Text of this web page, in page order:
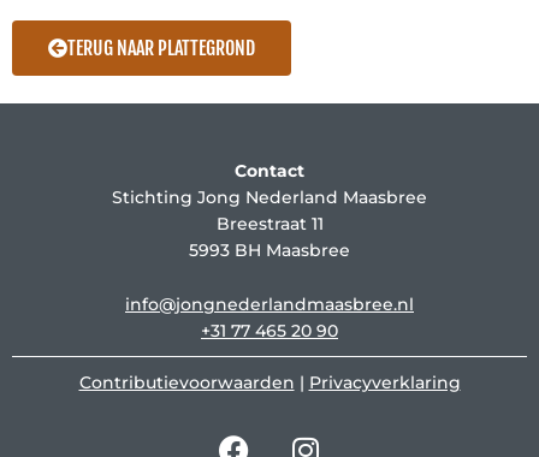
TERUG NAAR PLATTEGROND
Contact
Stichting Jong Nederland Maasbree
Breestraat 11
5993 BH Maasbree
info@jongnederlandmaasbree.nl
+31 77 465 20 90
Contributievoorwaarden | Privacyverklaring
F
I